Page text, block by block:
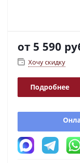
от 5 590
Хочу скидку
Подробнее